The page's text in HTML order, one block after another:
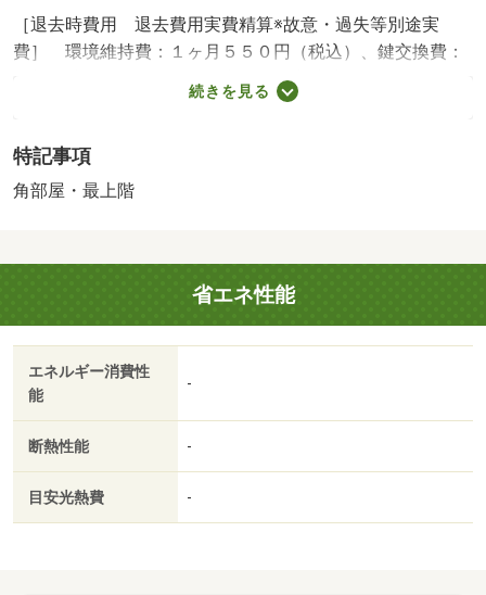
［退去時費用 退去費用実費精算※故意・過失等別途実
費］ 環境維持費：１ヶ月５５０円（税込）、鍵交換費：
ご契約時１６５００円（税込）、退去時清掃費：５２２５
０円（税込）、インターネット利用料：有料、更新手数
８６７１２０３・賃貸保証等：加入要（家賃等の１００％
または１２０％）・バイク置場：有・駐輪場：有
続きを見る
特記事項
角部屋・最上階
省エネ性能
エネルギー消費性
能
-
断熱性能 -
目安光熱費 -